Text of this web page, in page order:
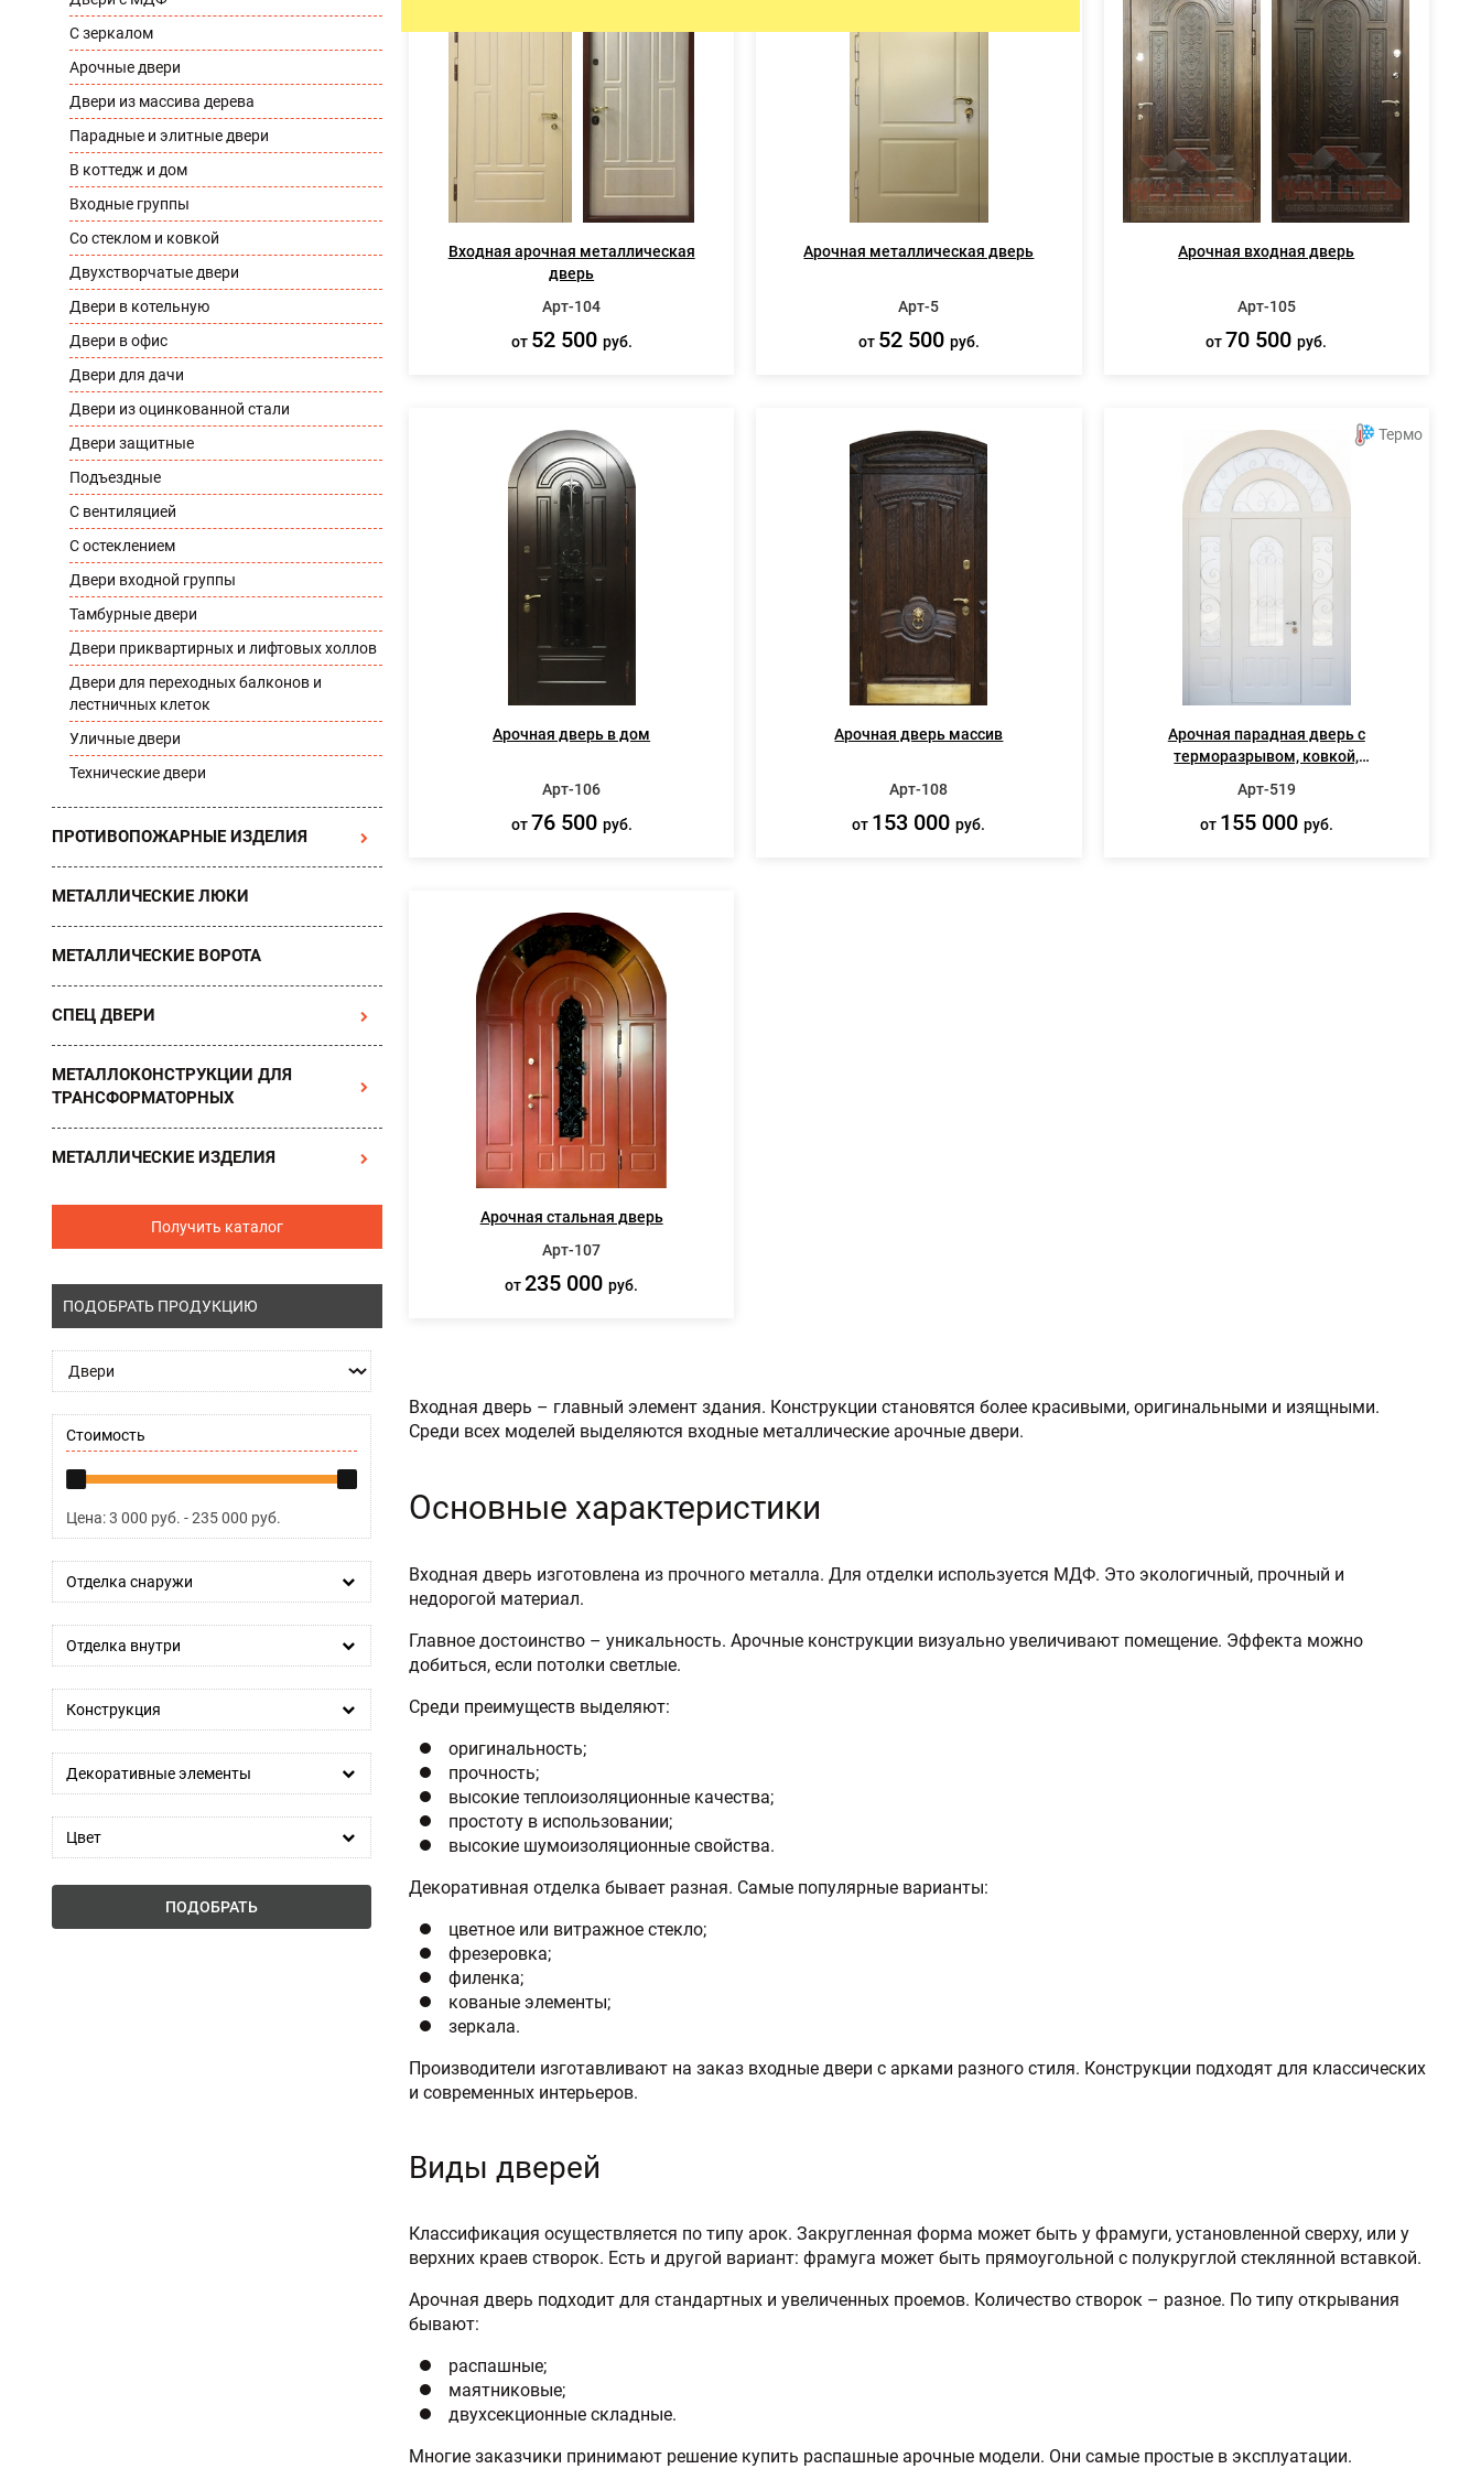
УЛИЧНЫЕ ДВЕРИ ТАМБУРНЫЕ ДВЕРИ ПРОТИВОПОЖАРНЫЕ ИЗДЕЛИЯ
Противопожарные двери
Противопожарные люки
Противопожарные ворота
СПЕЦ ДВЕРИ
Металлические двери 3 класса защиты
Двери КХН и КХНС
Входная арочная металлическая
дверь
Арт-104
от 52 500 руб.
Арочная металлическая дверь
Арт-5
от 52 500 руб.
Арочная входная дверь
Арт-105
от 70 500руб.
Арочная дверь в дом
Арт-106
от76 500 руб.
Арочная дверь массив
Арт-108
от 153 000руб.
Термо
Арочная парадная дверь с
терморазрывом, ковкой,
МДФ
Арт-519
от 155 000 руб.
Арочная стальная дверь
Арт-107
от 235 000руб.
Входная дверь – главный элемент здания. Конструкции становятся более красивыми, оригинальными и изящными.
Среди всех моделей выделяются входные металлические арочные двери.
Основные характеристики
Входная дверь изготовлена из прочного металла. Для отделки используется МДФ. Это экологичный, прочный и
недорогой материал.
Главное достоинство – уникальность. Арочные конструкции визуально увеличивают помещение. Эффекта можно
добиться, если потолки светлые.
Среди преимуществ выделяют:
оригинальность;
прочность;
высокие теплоизоляционные качества;
простоту в использовании;
высокие шумоизоляционные свойства.
Декоративная отделка бывает разная. Самые популярные варианты:
цветное или витражное стекло;
фрезеровка;
филенка;
кованые элементы;
зеркала.
Производители изготавливают на заказ входные двери с арками разного стиля. Конструкции подходят для классических
и современных интерьеров.
Виды дверей
Классификация осуществляется по типу арок. Закругленная форма может быть у фрамуги, установленной сверху, или у
верхних краев створок. Есть и другой вариант: фрамуга может быть прямоугольной с полукруглой стеклянной вставкой.
Арочная дверь подходит для стандартных и увеличенных проемов. Количество створок – разное. По типу открывания
бывают:
распашные;
маятниковые;
двухсекционные складные.
Многие заказчики принимают решение купить распашные арочные модели. Они самые простые в эксплуатации.
С зеркалом
Арочные двери
Двери из массива дерева
Парадные и элитные двери
В коттедж и дом
Входные группы
Со стеклом и ковкой
Двухстворчатые двери
Двери в котельную
Двери в офис
Двери для дачи
Двери из оцинкованной стали
Двери защитные
Подъездные
С вентиляцией
С остеклением
Двери входной группы
Тамбурные двери
Двери приквартирных и лифтовых холлов
Двери для переходных балконов и
лестничных клеток
Уличные двери
Технические двери
ПРОТИВОПОЖАРНЫЕ ИЗДЕЛИЯ
МЕТАЛЛИЧЕСКИЕ ЛЮКИ
МЕТАЛЛИЧЕСКИЕ ВОРОТА
СПЕЦ ДВЕРИ
МЕТАЛЛОКОНСТРУКЦИИ ДЛЯ
ТРАНСФОРМАТОРНЫХ
МЕТАЛЛИЧЕСКИЕ ИЗДЕЛИЯ
Получить каталог
ПОДОБРАТЬ ПРОДУКЦИЮ
Стоимость
Цена:3 000 руб. -235 000 руб.
Отделка снаружи
Отделка внутри
Конструкция
Декоративные элементы
Цвет
ПОДОБРАТЬ